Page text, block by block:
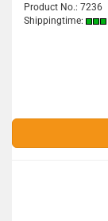
Product No.: 7236
Shippingtime: